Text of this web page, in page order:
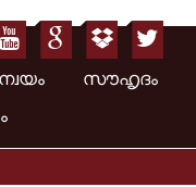
സൗഹൃദം